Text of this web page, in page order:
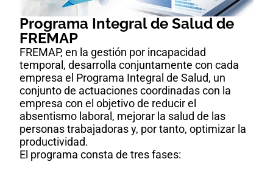
Programa Integral de Salud de
FREMAP
FREMAP, en la gestión por incapacidad
temporal, desarrolla conjuntamente con cada
empresa el Programa Integral de Salud, un
conjunto de actuaciones coordinadas con la
empresa con el objetivo de reducir el
absentismo laboral, mejorar la salud de las
personas trabajadoras y, por tanto, optimizar la
productividad.
El programa consta de tres fases: